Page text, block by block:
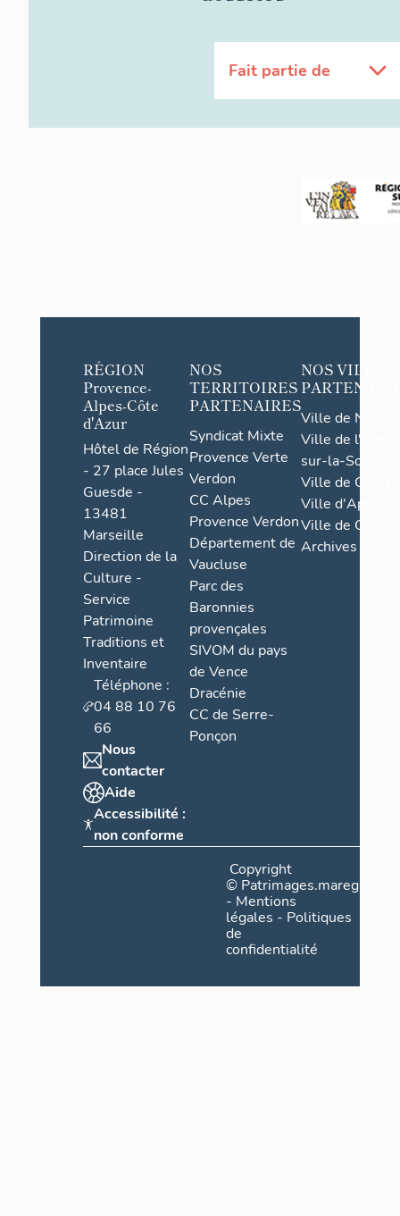
Fait partie de
RÉGION
Provence-
Alpes-Côte
d'Azur
Hôtel de Région
- 27 place Jules
Guesde -
13481
Marseille
Direction de la
Culture -
Service
Patrimoine
Traditions et
Inventaire
Téléphone :
04 88 10 76
66
Nous
contacter
Aide
Accessibilité :
non conforme
NOS
TERRITOIRES
PARTENAIRES
Syndicat Mixte
Provence Verte
Verdon
CC Alpes
Provence Verdon
Département de
Vaucluse
Parc des
Baronnies
provençales
SIVOM du pays
de Vence
Dracénie
CC de Serre-
Ponçon
NOS VILLES
Ville de Nice
Ville de l'Isle-
sur-la-Sorgue
Ville de Grasse
Ville d'Apt
Ville de
Archives
Copyright
©
- Mentions
légales - Politiques
de
confidentialité